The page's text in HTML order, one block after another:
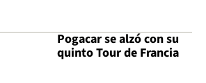
Pogacar se alzó con su
quinto Tour de Francia